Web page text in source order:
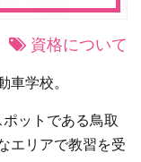
資格について
車学校。
ットである鳥取
エリアで教習を受